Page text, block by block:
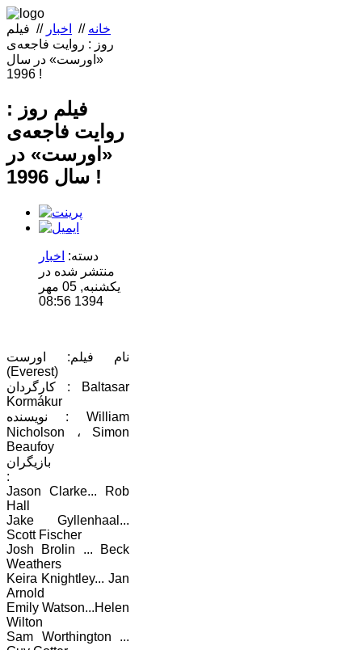
خانه // اخبار // فیلم
روز : روایت فاجعه‌ی
«اورست» در سال
1996 !
فیلم روز :
روایت فاجعه‌ی
«اورست» در
سال 1996 !
دسته: اخبار
منتشر شده در
یکشنبه, 05 مهر
1394 08:56
نام فیلم: اورست
(Everest)
کارگردان : Baltasar
Kormákur
نویسنده : William
Nicholson ، Simon
Beaufoy
بازیگران
:
Jason Clarke... Rob
Hall
Jake Gyllenhaal...
Scott Fischer
Josh Brolin ... Beck
Weathers
Keira Knightley... Jan
Arnold
Emily Watson...Helen
Wilton
Sam Worthington ...